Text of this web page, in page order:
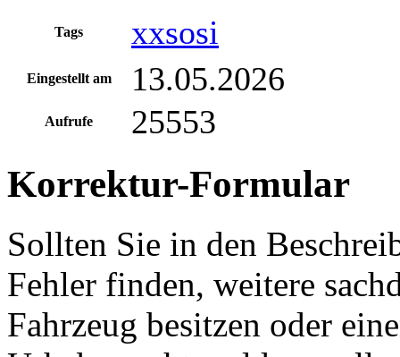
Tags xxsosi
Eingestellt am 13.05.2026
Aufrufe 25553
Korrektur-Formular
Sollten Sie in den
Fehler finden, weitere
Fahrzeug besitzen oder